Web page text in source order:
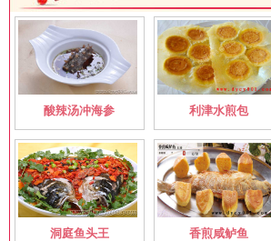
无
潍坊路
西五路
香山路
玉山路
坤明大厦--电影文化酒店
东营莱芜峡岭鸡
蓝海职业学校
蓝海大饭店（东城）
龙江地锅鱼
老北京烤蹄
酸辣汤冲海参 利津水煎包
洞庭鱼头王 香煎咸鲈鱼